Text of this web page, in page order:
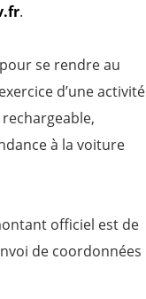
.
se rendre au
d’une activité
à la voiture
officiel est de
de coordonnées